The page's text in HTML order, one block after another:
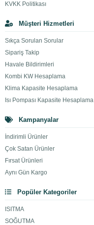
KVKK Politikası
Müşteri Hizmetleri
Sıkça Sorulan Sorular
Sipariş Takip
Havale Bildirimleri
Kombi KW Hesaplama
Klima Kapasite Hesaplama
Isı Pompası Kapasite Hesaplama
Kampanyalar
İndirimli Ürünler
Çok Satan Ürünler
Fırsat Ürünleri
Aynı Gün Kargo
Popüler Kategoriler
ISITMA
SOĞUTMA